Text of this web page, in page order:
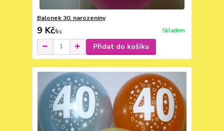
Balonek 30. narozeniny
9 Kč/ks Skladem
Přidat do košíku